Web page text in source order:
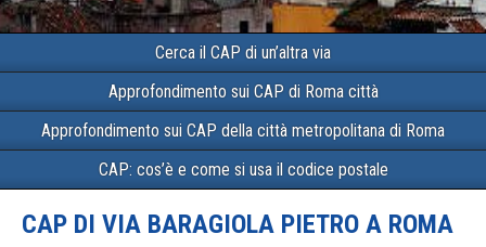
Cerca il CAP di un’altra via
Approfondimento sui CAP di Roma città
Approfondimento sui CAP della città metropolitana di Roma
CAP: cos’è e come si usa il codice postale
CAP DI VIA BARAGIOLA PIETRO A ROMA